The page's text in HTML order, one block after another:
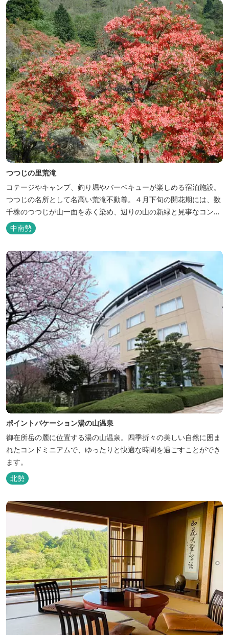
つつじの里荒滝
コテージやキャンプ、釣り堀やバーベキューが楽しめる宿泊施設。
つつじの名所として名高い荒滝不動尊。４月下旬の開花期には、数
千株のつつじが山一面を赤く染め、辺りの山の新緑と見事なコント
ラストを織り成します。 松阪の観光情報は、松阪観光インフォメー
ションサイト ワクワク松阪 ...
中南勢
ポイントバケーション湯の山温泉
御在所岳の麓に位置する湯の山温泉。四季折々の美しい自然に囲ま
れたコンドミニアムで、ゆったりと快適な時間を過ごすことができ
ます。
北勢